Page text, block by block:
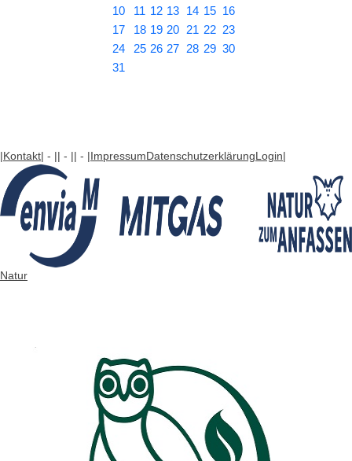
10
11 12 13 14 15 16
17
18 19 20 21 22 23
24
25 26 27 28 29 30
31
|Kontakt| - || - || - |ImpressumDatenschutzerklärungLogin|
Natur